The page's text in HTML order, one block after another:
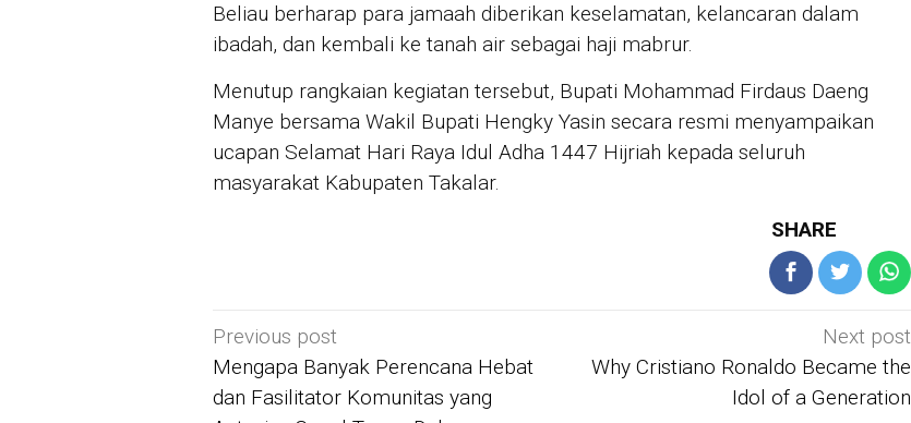
Beliau berharap para jamaah diberikan keselamatan, kelancaran dalam
ibadah, dan kembali ke tanah air sebagai haji mabrur.
Menutup rangkaian kegiatan tersebut, Bupati Mohammad Firdaus Daeng
Manye bersama Wakil Bupati Hengky Yasin secara resmi menyampaikan
ucapan Selamat Hari Raya Idul Adha 1447 Hijriah kepada seluruh
masyarakat Kabupaten Takalar.
SHARE
Post
navigation
Previous post
Mengapa Banyak Perencana Hebat
dan Fasilitator Komunitas yang
Next post
Why Cristiano Ronaldo Became the
Idol of a Generation